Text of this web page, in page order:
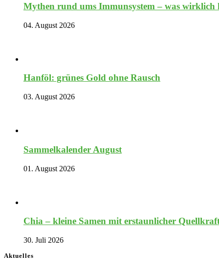
Mythen rund ums Immunsystem – was
04. August 2026
Hanföl: grünes Gold ohne Rausch
03. August 2026
Sammelkalender August
01. August 2026
Chia – kleine Samen mit erstaunlicher
30. Juli 2026
Aktuelles